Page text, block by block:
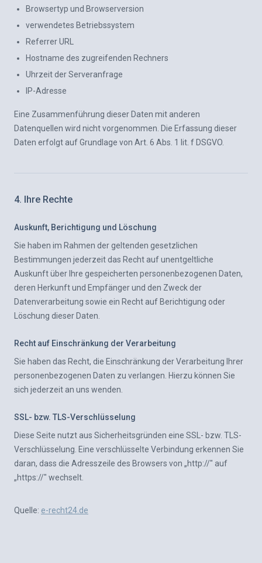
Browsertyp und Browserversion
verwendetes Betriebssystem
Referrer URL
Hostname des zugreifenden Rechners
Uhrzeit der Serveranfrage
IP-Adresse
Eine Zusammenführung dieser Daten mit anderen
Datenquellen wird nicht vorgenommen. Die Erfassung dieser
Daten erfolgt auf Grundlage von Art. 6 Abs. 1 lit. f DSGVO.
4. Ihre Rechte
Auskunft, Berichtigung und Löschung
Sie haben im Rahmen der geltenden gesetzlichen
Bestimmungen jederzeit das Recht auf unentgeltliche
Auskunft über Ihre gespeicherten personenbezogenen Daten,
deren Herkunft und Empfänger und den Zweck der
Datenverarbeitung sowie ein Recht auf Berichtigung oder
Löschung dieser Daten.
Recht auf Einschränkung der Verarbeitung
Sie haben das Recht, die Einschränkung der Verarbeitung Ihrer
personenbezogenen Daten zu verlangen. Hierzu können Sie
sich jederzeit an uns wenden.
SSL- bzw. TLS-Verschlüsselung
Diese Seite nutzt aus Sicherheitsgründen eine SSL- bzw. TLS-
Verschlüsselung. Eine verschlüsselte Verbindung erkennen Sie
daran, dass die Adresszeile des Browsers von „http://" auf
„https://" wechselt.
Quelle: e-recht24.de